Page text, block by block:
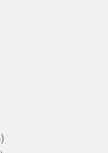
4